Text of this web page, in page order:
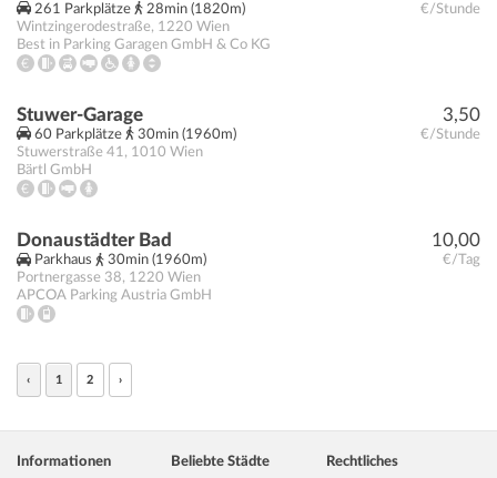
€/Stunde
261 Parkplätze
28min (1820m)
Wintzingerodestraße, 1220 Wien
Best in Parking Garagen GmbH & Co KG
3,50
€/Stunde
Stuwer-Garage
60 Parkplätze
30min (1960m)
Stuwerstraße 41, 1010 Wien
Bärtl GmbH
10,00
€/Tag
Donaustädter Bad
Parkhaus
30min (1960m)
Portnergasse 38, 1220 Wien
APCOA Parking Austria GmbH
‹ 1 2 ›
Informationen Beliebte Städte Rechtliches